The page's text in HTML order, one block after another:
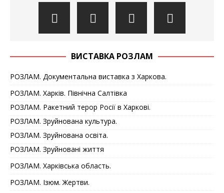
ВИСТАВКА РОЗЛАМ
РОЗЛАМ. Документальна виставка з Харкова.
РОЗЛАМ. Харків. Північна Салтівка
РОЗЛАМ. Ракетний терор Росії в Харкові.
РОЗЛАМ. Зруйнована культура.
РОЗЛАМ. Зруйнована освіта.
РОЗЛАМ. Зруйновані життя
РОЗЛАМ. Харківська область.
РОЗЛАМ. Ізюм. Жертви.